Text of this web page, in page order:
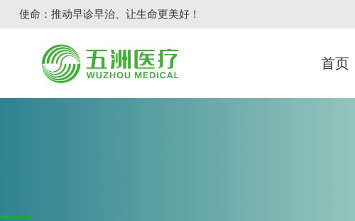
使命：推动早诊早治、让生命更美好！
首页